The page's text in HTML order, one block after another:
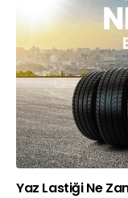
Yaz Lastiği Ne